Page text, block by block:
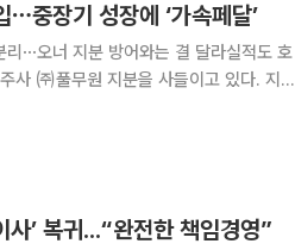
⋯중장기 성장에 ‘가속페달’
⋯오너 지분 방어와는 결 달라실적도 호
의 특성상 핵심
’ 복귀...“완전한 책임경영”